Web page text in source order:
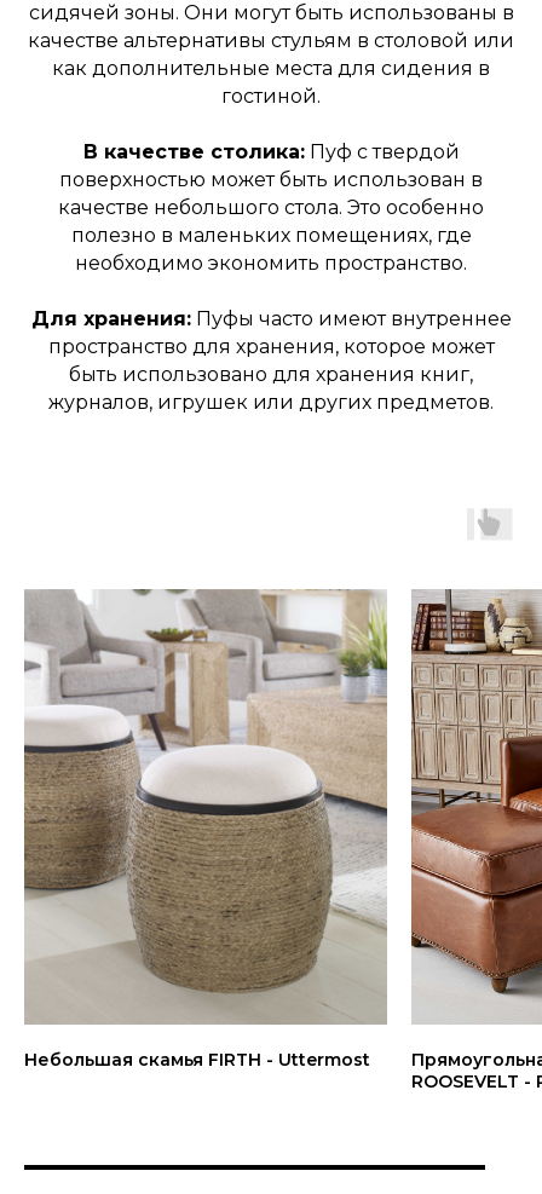
сидячей зоны. Они могут быть использованы в
качестве альтернативы стульям в столовой или
как дополнительные места для сидения в
гостиной.
В качестве столика:Пуф с твердой
поверхностью может быть использован в
качестве небольшого стола. Это особенно
полезно в маленьких помещениях, где
необходимо экономить пространство.
Для хранения:Пуфы часто имеют внутреннее
пространство для хранения, которое может
быть использовано для хранения книг,
журналов, игрушек или других предметов.
Небольшая скамья FIRTH - Uttermost
ROOSEVELT